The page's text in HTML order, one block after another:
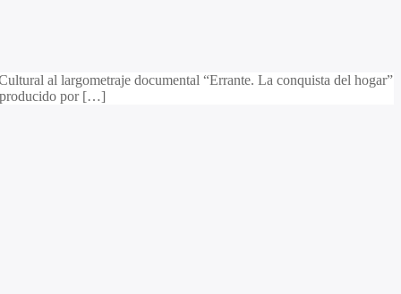
al largometraje documental “Errante. La conquista del hogar”
producido por […]